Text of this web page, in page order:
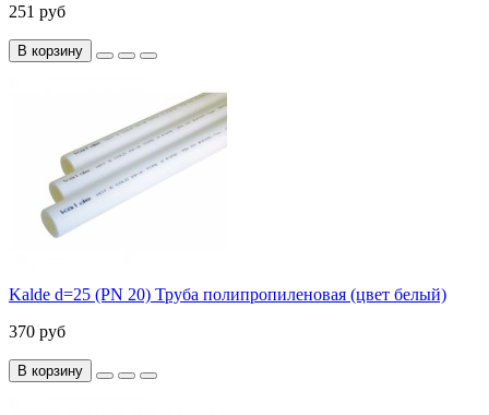
251 руб
В корзину
Kalde d=25 (PN 20) Труба полипропиленовая (цвет белый)
370 руб
В корзину